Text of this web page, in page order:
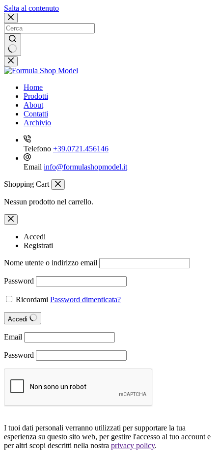
Salta al contenuto
Nessun
risultato
Home
Prodotti
About
Contatti
Archivio
Telefono +39.0721.456146
Email info@formulashopmodel.it
Shopping Cart
Nessun prodotto nel carrello.
Accedi
Registrati
Nome utente o indirizzo email
Password
Ricordami Password dimenticata?
Accedi
Email
Password
I tuoi dati personali verranno utilizzati per supportare la tua
esperienza su questo sito web, per gestire l'accesso al tuo account e
per altri scopi descritti nella nostra privacy policy.